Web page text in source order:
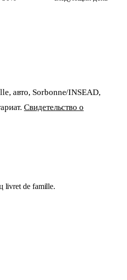
авто, Sorbonne/INSEAD,
Свидетельство о
livret de famille.